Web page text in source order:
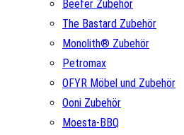
Beefer Zubehör
The Bastard Zubehör
Monolith® Zubehör
Petromax
OFYR Möbel und Zubehör
Ooni Zubehör
Moesta-BBQ